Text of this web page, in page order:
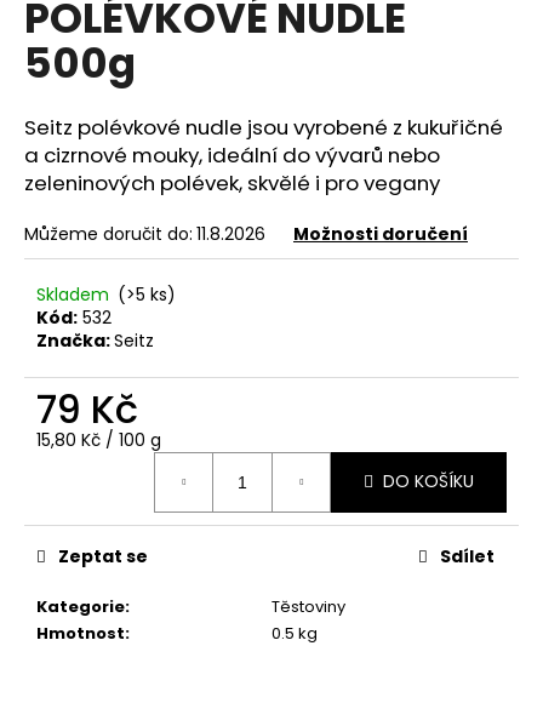
POLÉVKOVÉ NUDLE
500g
Seitz polévkové nudle jsou vyrobené z kukuřičné
a cizrnové mouky, ideální do vývarů nebo
zeleninových polévek, skvělé i pro vegany
Můžeme doručit do: 11.8.2026 Možnosti doručení
Skladem (>5 ks)
Kód: 532
Značka:Seitz
79 Kč
Měrná
15,80 Kč / 100 g
DO KOŠÍKU
Kategorie:
Těstoviny
Hmotnost: 0.5 kg
Zeptat se Sdílet
e
n
a
j
í
t
D
u
č
u